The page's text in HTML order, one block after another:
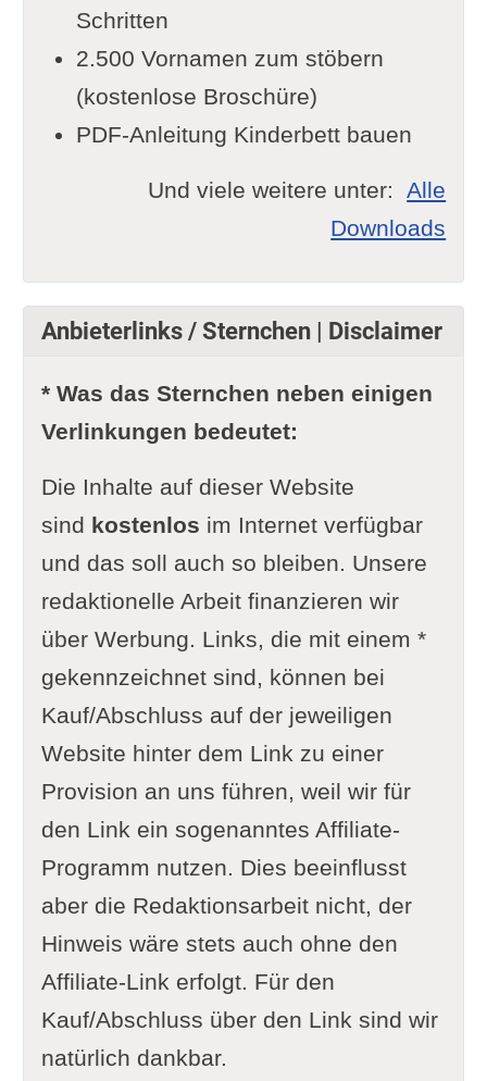
Schritten
2.500 Vornamen zum stöbern
(kostenlose Broschüre)
PDF-Anleitung Kinderbett bauen
Und viele weitere unter:Alle
Downloads
Anbieterlinks / Sternchen | Disclaimer
* Was das Sternchen neben einigen
Verlinkungen bedeutet:
Die Inhalte auf dieser Website
sind kostenlos im Internet verfügbar
und das soll auch so bleiben. Unsere
redaktionelle Arbeit finanzieren wir
über Werbung. Links, die mit einem *
gekennzeichnet sind, können bei
Kauf/Abschluss auf der jeweiligen
Website hinter dem Link zu einer
Provision an uns führen, weil wir für
den Link ein sogenanntes Affiliate-
Programm nutzen. Dies beeinflusst
aber die Redaktionsarbeit nicht, der
Hinweis wäre stets auch ohne den
Affiliate-Link erfolgt. Für den
Kauf/Abschluss über den Link sind wir
natürlich dankbar.